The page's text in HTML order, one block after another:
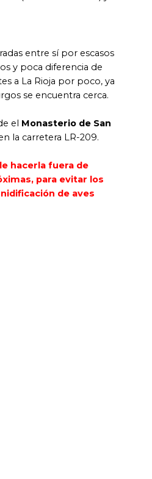
entre sí por escasos
y poca diferencia de
a La Rioja por poco, ya
se encuentra cerca.
el Monasterio de San
la carretera LR-209.
hacerla fuera de
para evitar los
de aves